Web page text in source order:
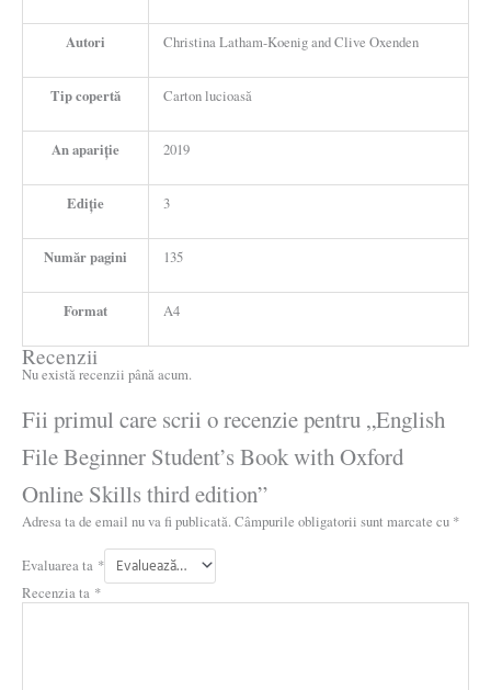
Autori Christina Latham-Koenig and Clive Oxenden
Tip copertă Carton lucioasă
An apariție 2019
Ediție 3
Număr pagini 135
Format A4
Recenzii
Nu există recenzii până acum.
Fii primul care scrii o recenzie pentru „English
File Beginner Student’s Book with Oxford
Online Skills third edition”
Adresa ta de email nu va fi publicată. Câmpurile obligatorii sunt marcate cu *
Evaluarea ta *
Recenzia ta *